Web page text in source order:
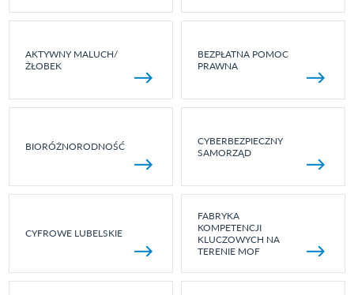
AKTYWNY MALUCH/
ŻŁOBEK
BEZPŁATNA POMOC
PRAWNA
BIORÓŻNORODNOŚĆ
CYBERBEZPIECZNY
SAMORZĄD
CYFROWE LUBELSKIE
FABRYKA
KOMPETENCJI
KLUCZOWYCH NA
TERENIE MOF